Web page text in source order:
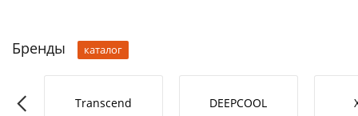
Бренды каталог
L Transcend DEEPCOOL